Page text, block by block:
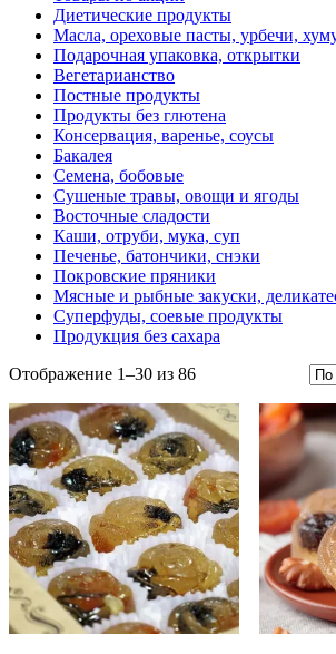
Диетические продукты
Масла, ореховые пасты, урбечи,
Подарочная упаковка, открытки
Вегетарианство
Постные продукты
Продукты без глютена
Консервация, варенье, соусы
Бакалея
Семена, бобовые
Сушеные травы, овощи и ягоды
Восточные сладости
Каши, отруби, мука, суп
Печенье, батончики, снэки
Покровские пряники
Мясные и рыбные закуски,
Суперфуды, соевые продукты
Продукция без сахара
Отображение 1–30 из 86